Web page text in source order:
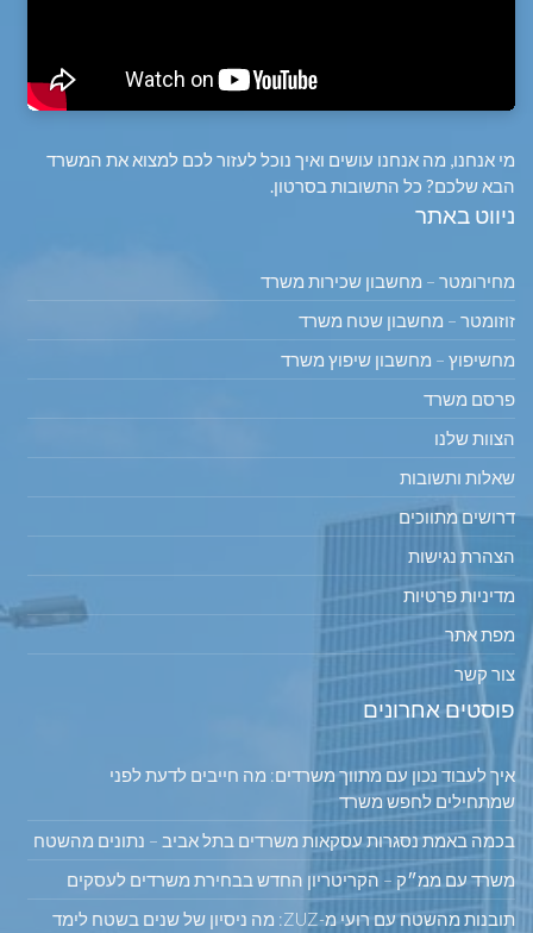
מי אנחנו, מה אנחנו עושים ואיך נוכל לעזור לכם למצוא את המשרד
הבא שלכם? כל התשובות בסרטון.
ניווט באתר
מחירומטר – מחשבון שכירות משרד
זוזומטר – מחשבון שטח משרד
מחשיפוץ – מחשבון שיפוץ משרד
פרסם משרד
הצוות שלנו
שאלות ותשובות
דרושים מתווכים
הצהרת נגישות
מדיניות פרטיות
מפת אתר
צור קשר
פוסטים אחרונים
איך לעבוד נכון עם מתווך משרדים: מה חייבים לדעת לפני
שמתחילים לחפש משרד
בכמה באמת נסגרות עסקאות משרדים בתל אביב – נתונים מהשטח
משרד עם ממ״ק – הקריטריון החדש בבחירת משרדים לעסקים
תובנות מהשטח עם רועי מ-ZUZ: מה ניסיון של שנים בשטח לימד